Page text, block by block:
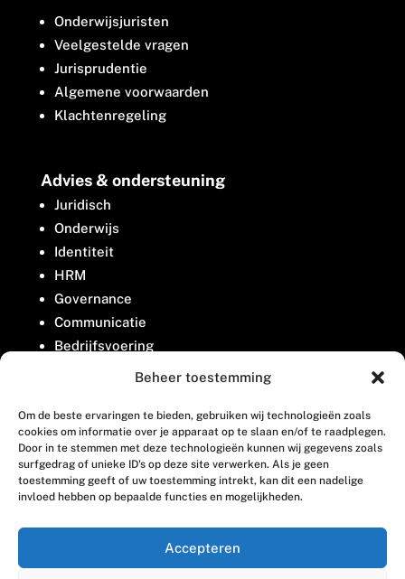
Beheer toestemming
Om de beste ervaringen te bieden, gebruiken wij technologieën zoals
cookies om informatie over je apparaat op te slaan en/of te raadplegen.
Door in te stemmen met deze technologieën kunnen wij gegevens zoals
surfgedrag of unieke ID's op deze site verwerken. Als je geen
toestemming geeft of uw toestemming intrekt, kan dit een nadelige
invloed hebben op bepaalde functies en mogelijkheden.
Accepteren
Onderwijsjuristen
Veelgestelde vragen
Jurisprudentie
Algemene voorwaarden
Klachtenregeling
Advies & ondersteuning
Juridisch
Onderwijs
Identiteit
HRM
Governance
Communicatie
Bedrijfsvoering
Belangenbehartiging
Contact
Houttuinlaan 8
3447 GM Woerden